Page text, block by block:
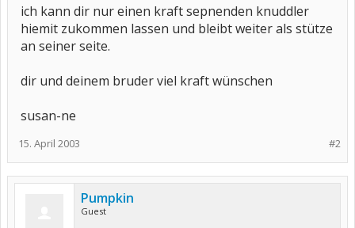
ich kann dir nur einen kraft sepnenden knuddler
hiemit zukommen lassen und bleibt weiter als stütze
an seiner seite.
dir und deinem bruder viel kraft wünschen
susan-ne
#2
15. April 2003
Pumpkin
Guest